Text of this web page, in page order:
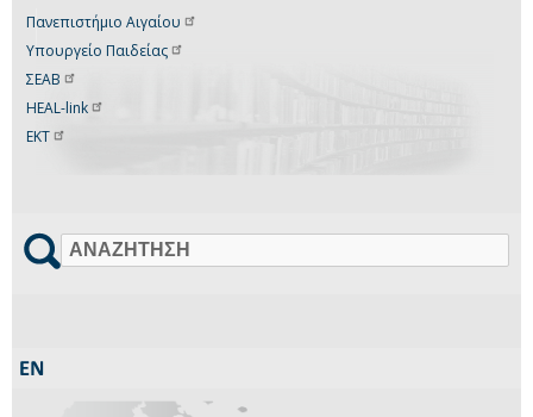
Πανεπιστήμιο Αιγαίου
Υπουργείο Παιδείας
ΣΕΑΒ
HEAL-link
ΕΚΤ
Αναζήτηση